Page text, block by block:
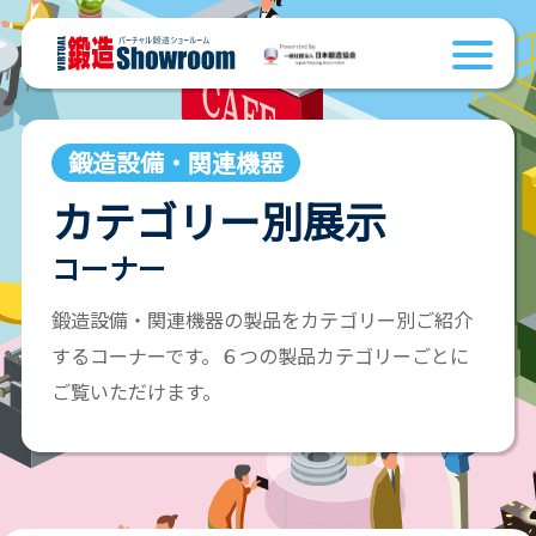
鍛造設備・関連機器
カテゴリー別展示
コーナー
鍛造設備・関連機器の製品をカテゴリー別ご紹介
するコーナーです。６つの製品カテゴリーごとに
ご覧いただけます。